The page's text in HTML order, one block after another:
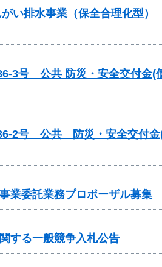
い排水事業（保全合理化型
3号 公共 防災・安全交付
2号 公共 防災・安全交付
業委託業務プロポーザル募集
する一般競争入札公告